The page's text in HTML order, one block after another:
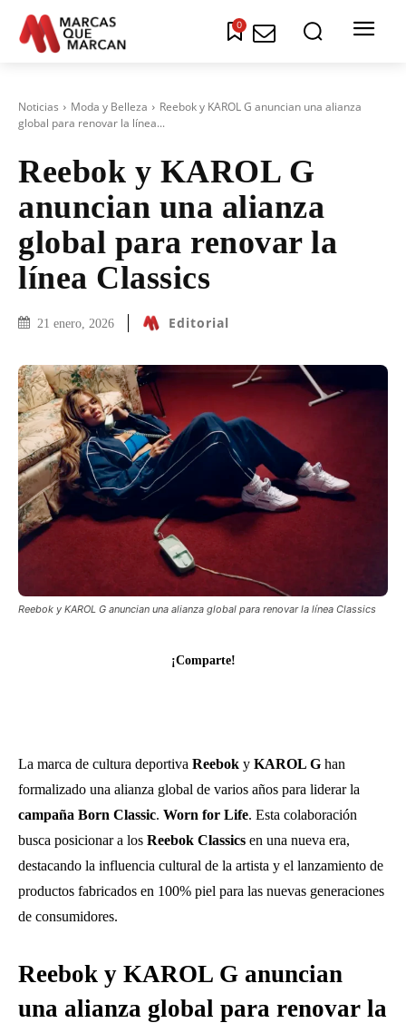
0
Noticias Moda y Belleza
Reebok y KAROL G anuncian una alianza
global para renovar la línea...
Reebok y KAROL G
anuncian una alianza
global para renovar la
línea Classics
21 enero, 2026 Editorial
Reebok y KAROL G anuncian una alianza global para renovar la línea Classics
¡Comparte!
La marca de cultura deportiva Reebok y KAROL G han
formalizado una alianza global de varios años para liderar la
campaña Born Classic. Worn for Life. Esta colaboración
busca posicionar a los Reebok Classics en una nueva era,
destacando la influencia cultural de la artista y el lanzamiento de
productos fabricados en 100% piel para las nuevas generaciones
de consumidores.
Reebok y KAROL G anuncian
una alianza global para renovar la